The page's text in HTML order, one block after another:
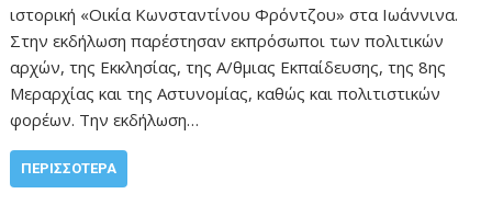
ιστορική «Οικία Κωνσταντίνου Φρόντζου» στα Ιωάννινα.
Στην εκδήλωση παρέστησαν εκπρόσωποι των πολιτικών
αρχών, της Εκκλησίας, της Α/θμιας Εκπαίδευσης, της 8ης
Μεραρχίας και της Αστυνομίας, καθώς και πολιτιστικών
φορέων. Την εκδήλωση…
ΠΕΡΙΣΣΌΤΕΡΑ